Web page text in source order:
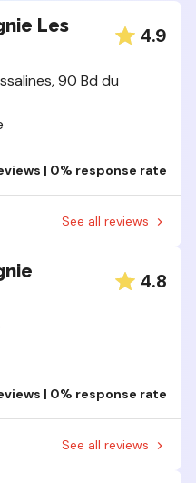
Les
4.9
90 Bd du
| 0% response rate
See all reviews
4.8
| 0% response rate
See all reviews